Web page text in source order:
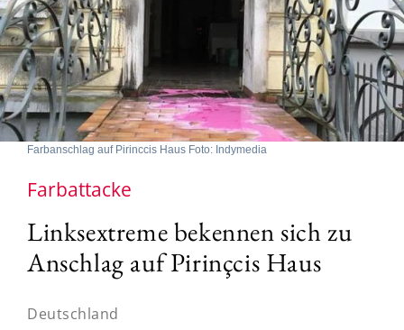
Farbanschlag auf Pirinccis Haus Foto: Indymedia
Farbattacke
Linksextreme bekennen sich zu
Anschlag auf Pirinçcis Haus
Deutschland